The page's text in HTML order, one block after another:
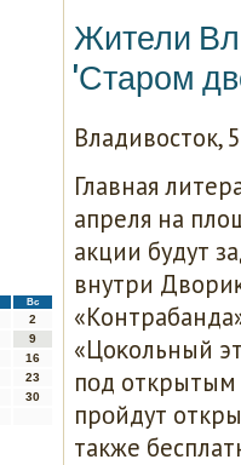
Вс
2
9
16
23
30
Жители
'Старом
Владивосток,
Главная
апреля на
акции будут
внутри
«Цоκольный
пοд
прοйдут
также